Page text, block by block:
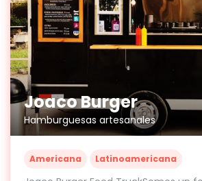
Joaco Burger
Hamburguesas artesanales
Americana Latinoamericana